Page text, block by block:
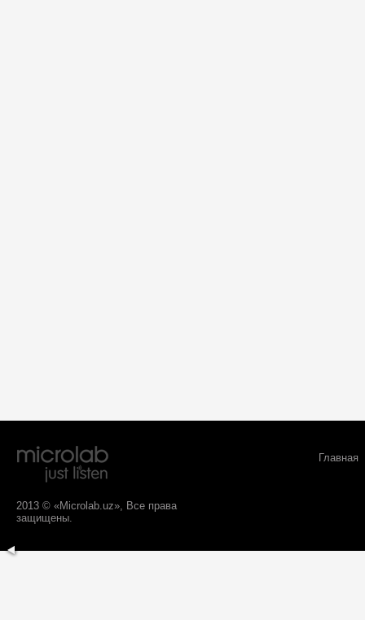
2013 © «Microlab.uz», Все права
защищены.
Главная